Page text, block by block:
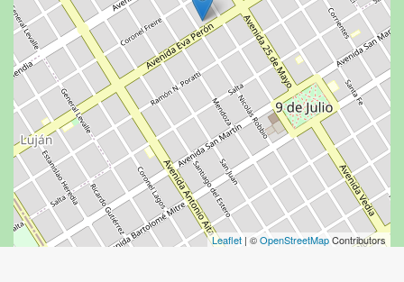
Leaflet | ©OpenStreetMapContributors